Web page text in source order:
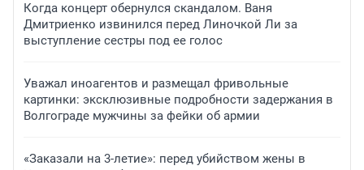
Когда концерт обернулся скандалом. Ваня
Дмитриенко извинился перед Линочкой Ли за
выступление сестры под ее голос
Уважал иноагентов и размещал фривольные
картинки: эксклюзивные подробности задержания в
Волгограде мужчины за фейки об армии
«Заказали на 3-летие»: перед убийством жены в